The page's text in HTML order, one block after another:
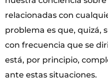
relacionadas con
problema es que, quizá,
con frecuencia que se
está, por principio,
ante estas situaciones.